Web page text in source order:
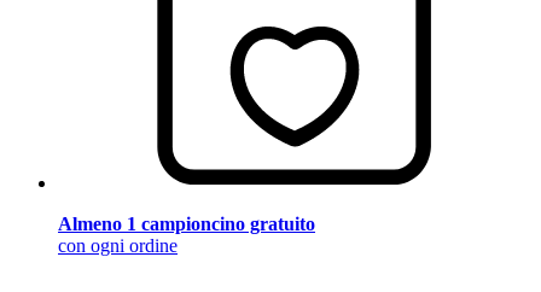
Almeno 1 campioncino gratuito
con ogni ordine